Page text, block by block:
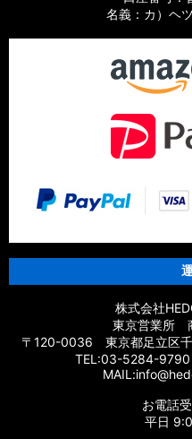
名義：カ）ヘ
株式会社
東京営業所
〒120-0036 東京都足立区
TEL:03-5284-
お電話
平日